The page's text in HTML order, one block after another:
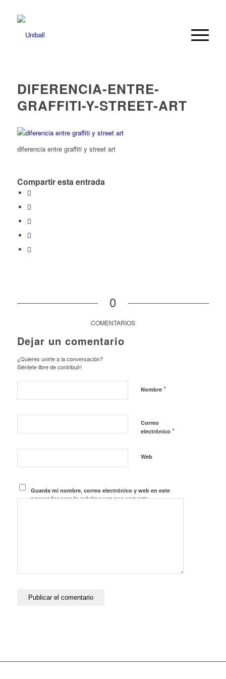
DIFERENCIA-ENTRE-
GRAFFITI-Y-STREET-ART
diferencia entre graffiti y street art
Compartir esta entrada
0
COMENTARIOS
Dejar un comentario
¿Quieres unirte a la conversación?
Siéntete libre de contribuir!
Nombre *
Correo
electrónico *
Web
Guarda mi nombre, correo electrónico y web en este
navegador para la próxima vez que comente.